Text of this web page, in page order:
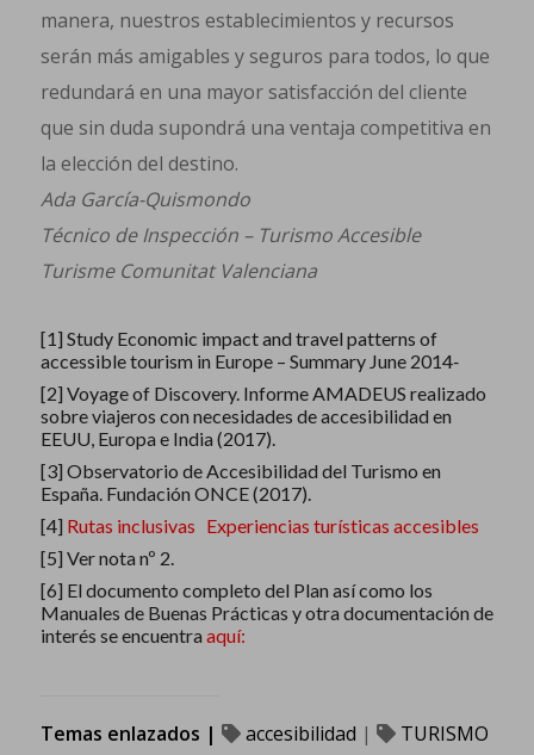
manera, nuestros establecimientos y recursos
serán más amigables y seguros para todos, lo que
redundará en una mayor satisfacción del cliente
que sin duda supondrá una ventaja competitiva en
la elección del destino.
Ada García-Quismondo
Técnico de Inspección – Turismo Accesible
Turisme Comunitat Valenciana
[1] Study Economic impact and travel patterns of
accessible tourism in Europe – Summary June 2014‐
[2] Voyage of Discovery. Informe AMADEUS realizado
sobre viajeros con necesidades de accesibilidad en
EEUU, Europa e India (2017).
[3] Observatorio de Accesibilidad del Turismo en
España. Fundación ONCE (2017).
[4] Rutas inclusivas Experiencias turísticas accesibles
[5] Ver nota nº 2.
[6] El documento completo del Plan así como los
Manuales de Buenas Prácticas y otra documentación de
interés se encuentra aquí:
Temas enlazados | accesibilidad |
TURISMO